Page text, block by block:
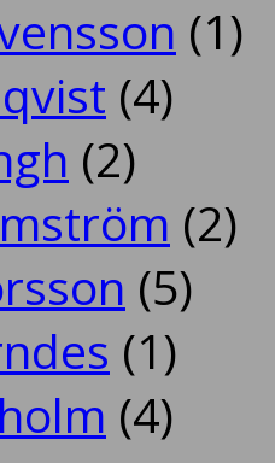
(1)
(4)
(2)
(2)
(5)
(1)
(4)